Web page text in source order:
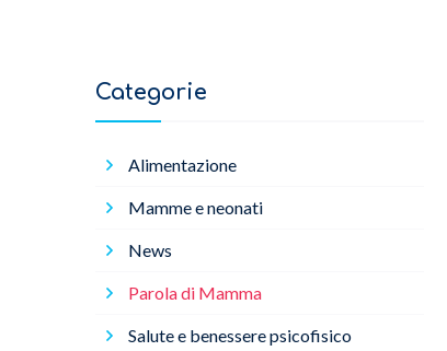
Categorie
Alimentazione
Mamme e neonati
News
Parola di Mamma
Salute e benessere psicofisico